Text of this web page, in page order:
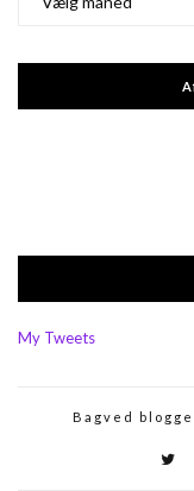
My Tweets
Bagved